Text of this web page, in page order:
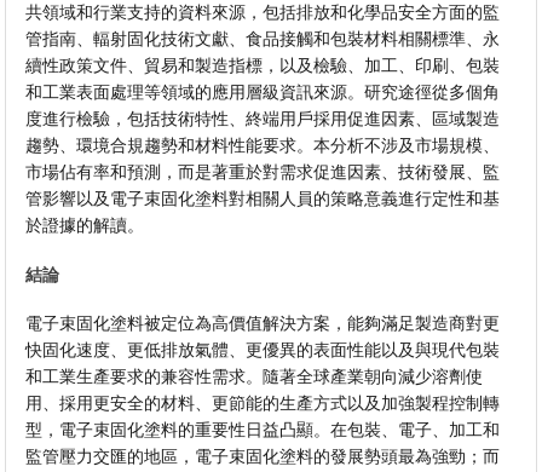
共領域和行業支持的資料來源，包括排放和化學品安全方面的監
管指南、輻射固化技術文獻、食品接觸和包裝材料相關標準、永
續性政策文件、貿易和製造指標，以及檢驗、加工、印刷、包裝
和工業表面處理等領域的應用層級資訊來源。研究途徑從多個角
度進行檢驗，包括技術特性、終端用戶採用促進因素、區域製造
趨勢、環境合規趨勢和材料性能要求。本分析不涉及市場規模、
市場佔有率和預測，而是著重於對需求促進因素、技術發展、監
管影響以及電子束固化塗料對相關人員的策略意義進行定性和基
於證據的解讀。
結論
電子束固化塗料被定位為高價值解決方案，能夠滿足製造商對更
快固化速度、更低排放氣體、更優異的表面性能以及與現代包裝
和工業生產要求的兼容性需求。隨著全球產業朝向減少溶劑使
用、採用更安全的材料、更節能的生產方式以及加強製程控制轉
型，電子束固化塗料的重要性日益凸顯。在包裝、電子、加工和
監管壓力交匯的地區，電子束固化塗料的發展勢頭最為強勁；而